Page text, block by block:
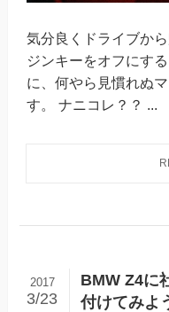
気分良くドライブか
ジンキーをオフにす
に、何やら見慣れぬ
す。 ナニコレ？？ ...
BMW Z4に
付けてみよ
2017
3/23